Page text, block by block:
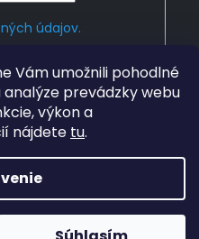
Vám umožnili pohodlné
prevádzky webu
výkon a
nájdete tu.
údajov.
. Všetky práva
cookies
implementoval
s.r.o.